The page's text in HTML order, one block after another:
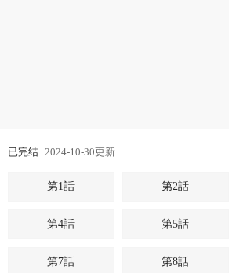
已完结 2024-10-30更新
第1話 第2話
第4話 第5話
第7話 第8話